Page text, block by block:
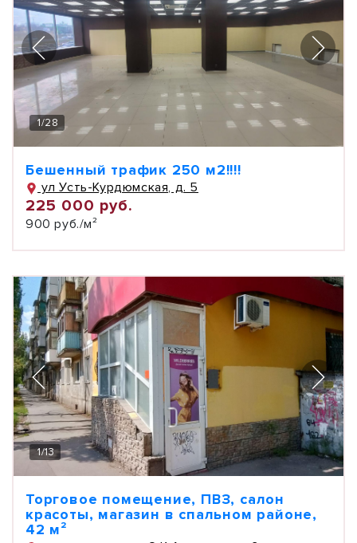
1/28
Бешенный трафик 250 м2!!!!
ул Усть-Курдюмская, д. 5
225 000 руб.
900 руб./м²
1/13
Торговое помещение, ПВЗ, салон
красоты, магазин в спальном районе,
42 м²